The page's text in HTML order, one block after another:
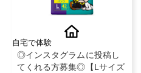
自宅で体験
◎インスタグラムに投稿し
てくれる方募集◎【Lサイズ